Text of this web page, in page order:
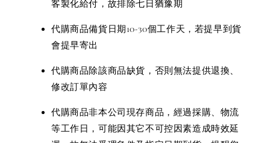
客製化給付，故排除七日猶豫期
代購商品備貨日期10-30個工作天，若提早到貨
會提早寄出
代購商品除該商品缺貨，否則無法提供退換、
修改訂單內容
代購商品非本公司現存商品，經過採購、物流
等工作日，可能因其它不可控因素造成時效延